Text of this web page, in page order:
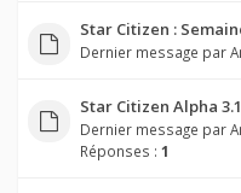
Star Citizen :
Dernier message par
Star Citizen Alpha
Dernier message par
Réponses : 1